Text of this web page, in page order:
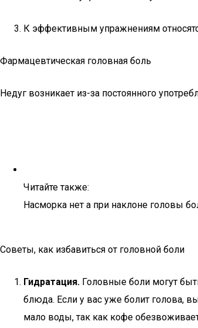
К эффективным упражнениям
Фармацевтическая головная боль
Недуг возникает из-за постоянного
Читайте также:
Насморка нет а при наклоне головы
Советы, как избавиться от головной боли
Гидратация. Головные боли могут
блюда. Если у вас уже болит голова,
мало воды, так как кофе